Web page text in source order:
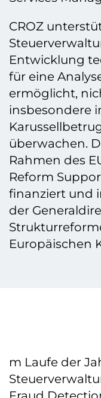
CROZ
Entwicklung
für eine
ermöglicht,
insbesondere
überwachen.
Rahmen des
Reform
finanziert und
der
Europäischen
m Laufe der